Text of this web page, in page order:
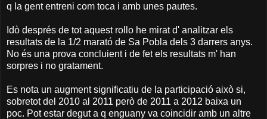
q la gent entreni com toca i amb unes pautes.
Idò després de tot aquest rollo he mirat d' analitzar els
resultats de la 1/2 marató de Sa Pobla dels 3 darrers anys.
No és una prova concluient i de fet els resultats m' han
sorpres i no gratament.
Es nota un augment significatiu de la participació això si,
sobretot del 2010 al 2011 però de 2011 a 2012 baixa un
poc. Pot estar degut a q enguany va coincidir amb un altre